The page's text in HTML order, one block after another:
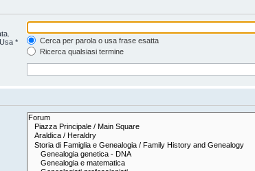
*
Cerca per parola o usa frase esatta
Ricerca qualsiasi termine